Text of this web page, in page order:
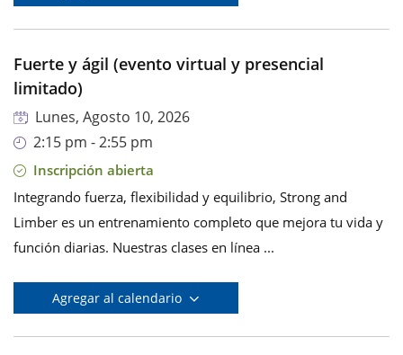
Fuerte y ágil (evento virtual y presencial
limitado)
Lunes, Agosto 10, 2026
2:15 pm - 2:55 pm
Inscripción abierta
Integrando fuerza, flexibilidad y equilibrio, Strong and
Limber es un entrenamiento completo que mejora tu vida y
función diarias. Nuestras clases en línea ...
Agregar al calendario